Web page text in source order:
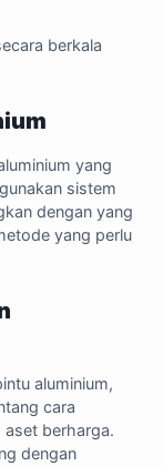
berkala
yang
sistem
dengan yang
yang perlu
aluminium,
cara
berharga.
dengan